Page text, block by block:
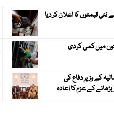
نئی قیمتوں کا اعلان کر دیا
میں کمی کر دی
کے وزیر دفاع کی
بڑھانے کے عزم کا اعادہ